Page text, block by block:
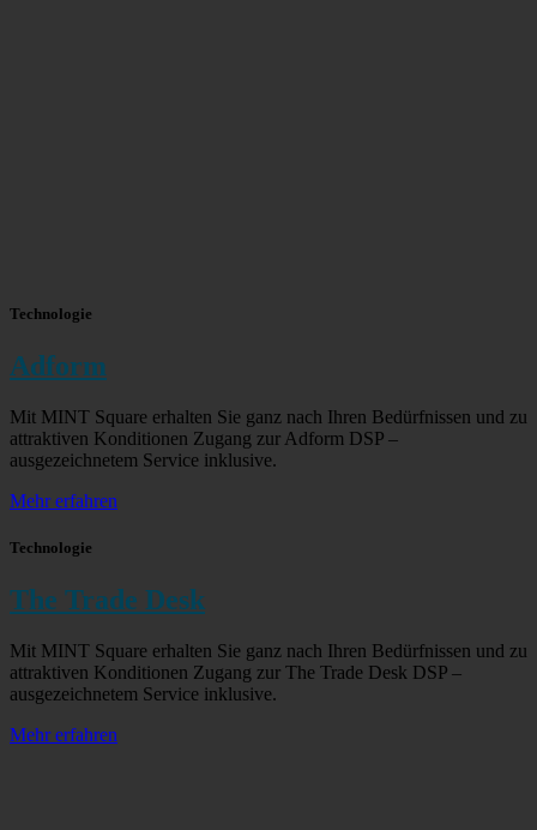
Technologie
Adform
Mit MINT Square erhalten Sie ganz nach Ihren Bedürfnissen und zu
attraktiven Konditionen Zugang zur Adform DSP –
ausgezeichnetem Service inklusive.
Mehr erfahren
Technologie
The Trade Desk
Mit MINT Square erhalten Sie ganz nach Ihren Bedürfnissen und zu
attraktiven Konditionen Zugang zur The Trade Desk DSP –
ausgezeichnetem Service inklusive.
Mehr erfahren